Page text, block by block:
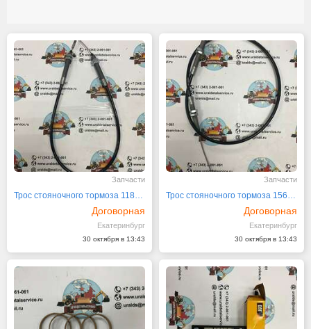
Запчасти
Трос стояночного тормоза 11888468
Договорная
Екатеринбург
30 октября в 13:43
Запчасти
Трос стояночного тормоза 15635082
Договорная
Екатеринбург
30 октября в 13:43